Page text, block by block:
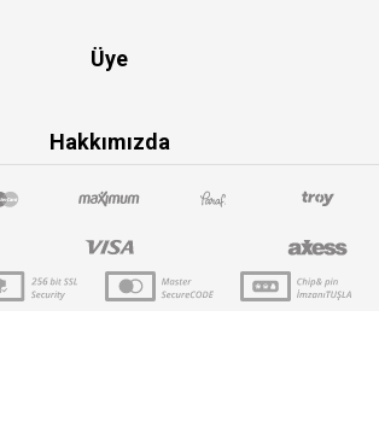
Üye
Hakkımızda